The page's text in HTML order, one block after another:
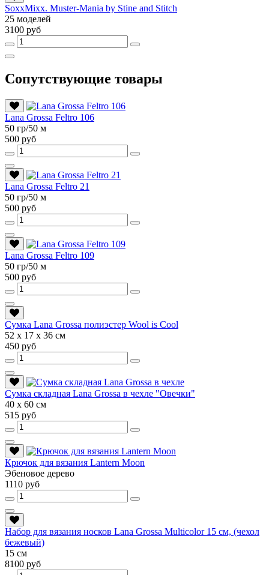
SoxxMixx. Muster-Mania by Stine and Stitch
25 моделей
3100 руб
Сопутствующие товары
Lana Grossa Feltro 106
50 гр/50 м
500 руб
Lana Grossa Feltro 21
50 гр/50 м
500 руб
Lana Grossa Feltro 109
50 гр/50 м
500 руб
Сумка Lana Grossa полиэстер Wool is Cool
52 х 17 х 36 см
450 руб
Сумка складная Lana Grossa в чехле "Овечки"
40 х 60 см
515 руб
Крючок для вязания Lantern Moon
Эбеновое дерево
1110 руб
Набор для вязания носков Lana Grossa Multicolor 15 см, (чехол
бежевый)
15 см
8100 руб